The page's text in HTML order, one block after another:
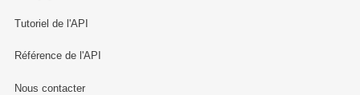
Tutoriel de l'API
Référence de l'API
Nous contacter